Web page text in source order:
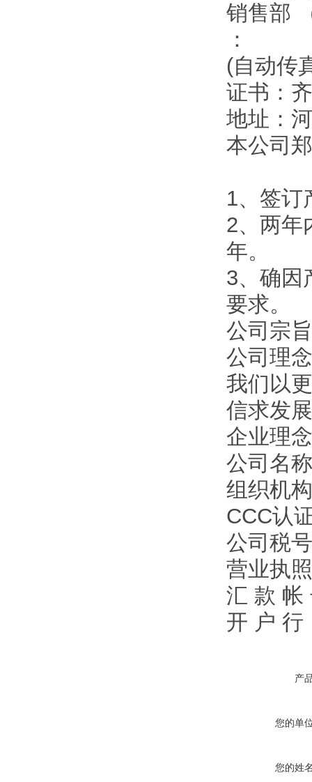
销售部
：
(自动传
证书：
地址：
本公司
1、签订
2、两年
年。
3、确因
要求。
公司宗
公司理
我们以
信求发
企业理
公司名
组织机
CCC认
公司税
营业执
汇 款 帐
开 户 行
产
您的单
您的姓